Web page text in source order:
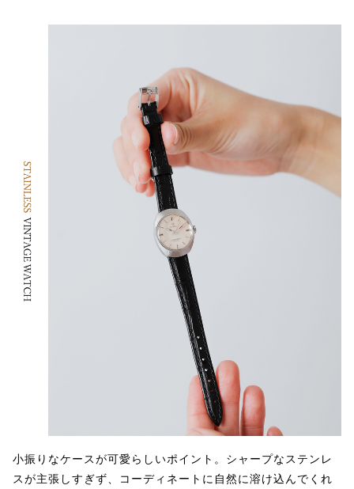
小振りなケースが可愛らしいポイント。シャープなステンレ
スが主張しすぎず、コーディネートに自然に溶け込んでくれ